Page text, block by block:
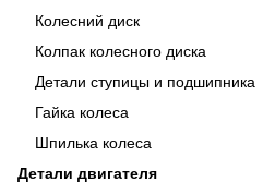
Колесний диск
Колпак колесного диска
Детали ступицы и подшипника
Гайка колеса
Шпилька колеса
Детали двигателя